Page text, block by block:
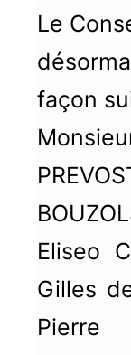
Le
façon
Eliseo
Gilles
Pierre